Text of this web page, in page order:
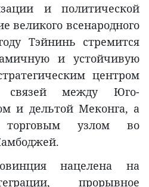
и политической
великого всенародного
Тэйнинь стремится
и устойчивую
центром
связей между Юго-
и дельтой Меконга, а
узлом во
нацелена на
прорывное